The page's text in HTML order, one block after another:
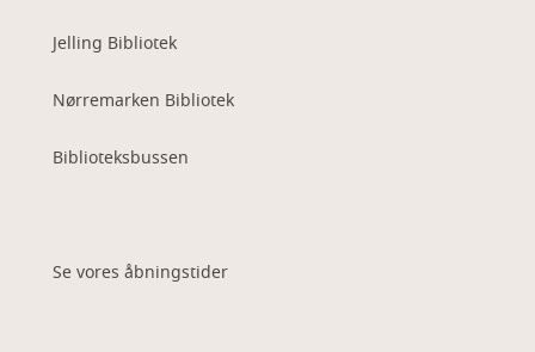
Jelling Bibliotek
Nørremarken Bibliotek
Biblioteksbussen
Se vores åbningstider